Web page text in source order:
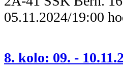
05.11.2024/19:00
8. kolo: 09. -